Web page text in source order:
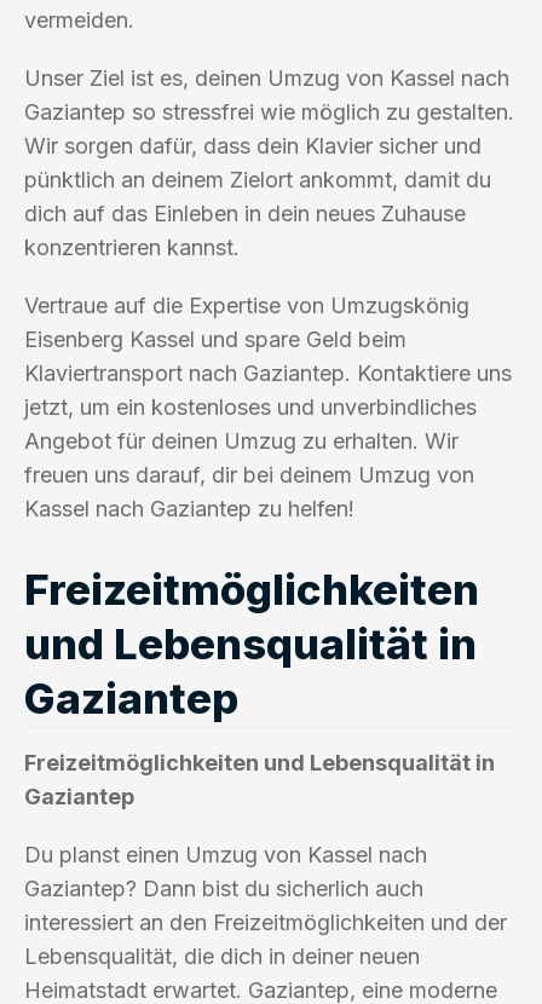
vermeiden.
Unser Ziel ist es, deinen Umzug von Kassel nach
Gaziantep so stressfrei wie möglich zu gestalten.
Wir sorgen dafür, dass dein Klavier sicher und
pünktlich an deinem Zielort ankommt, damit du
dich auf das Einleben in dein neues Zuhause
konzentrieren kannst.
Vertraue auf die Expertise von Umzugskönig
Eisenberg Kassel und spare Geld beim
Klaviertransport nach Gaziantep. Kontaktiere uns
jetzt, um ein kostenloses und unverbindliches
Angebot für deinen Umzug zu erhalten. Wir
freuen uns darauf, dir bei deinem Umzug von
Kassel nach Gaziantep zu helfen!
Freizeitmöglichkeiten
und Lebensqualität in
Gaziantep
Freizeitmöglichkeiten und Lebensqualität in
Gaziantep
Du planst einen Umzug von Kassel nach
Gaziantep? Dann bist du sicherlich auch
interessiert an den Freizeitmöglichkeiten und der
Lebensqualität, die dich in deiner neuen
Heimatstadt erwartet. Gaziantep, eine moderne